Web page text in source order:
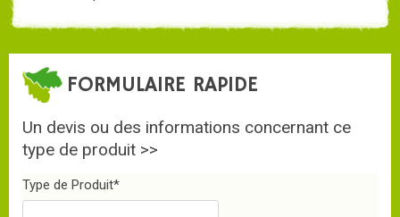
FORMULAIRE RAPIDE
Un devis ou des informations concernant ce
type de produit >>
Type de Produit*